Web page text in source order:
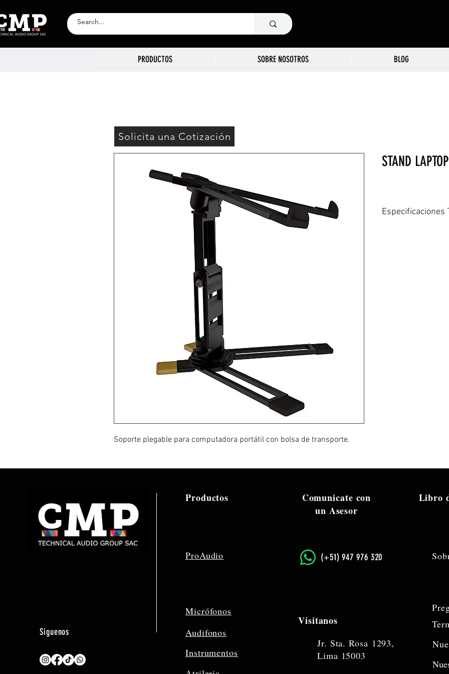
PRODUCTOS SOBRE NOSOTROS BLOG
Soporte plegable para computadora portátil con bolsa de transporte.
STAND
Especificaciones
Solicita una Cotización
Siguenos
Productos
ProAudio
Micrófonos
Audifonos
Instrumentos
Comunicate con
un Asesor
Libro
​(+51) 947 976 320
Visitanos
Jr. Sta. Rosa 1293,
Lima 15003